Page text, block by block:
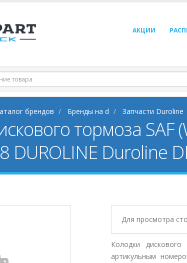
АКЦИИ
брендов Бренды на d Запчасти Duroline
тормоза SAF
DUROLINE Duroline
Для просмотра
Колодки
артикульным